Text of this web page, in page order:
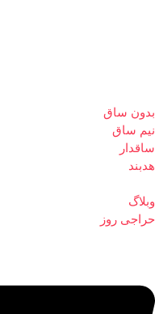
بدون ساق
نیم ساق
ساقدار
هدبند
وبلاگ
حراجی روز